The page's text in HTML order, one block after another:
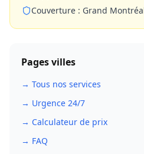
Couverture : Grand
Pages villes
→ Tous nos services
→ Urgence 24/7
→ Calculateur de prix
→ FAQ